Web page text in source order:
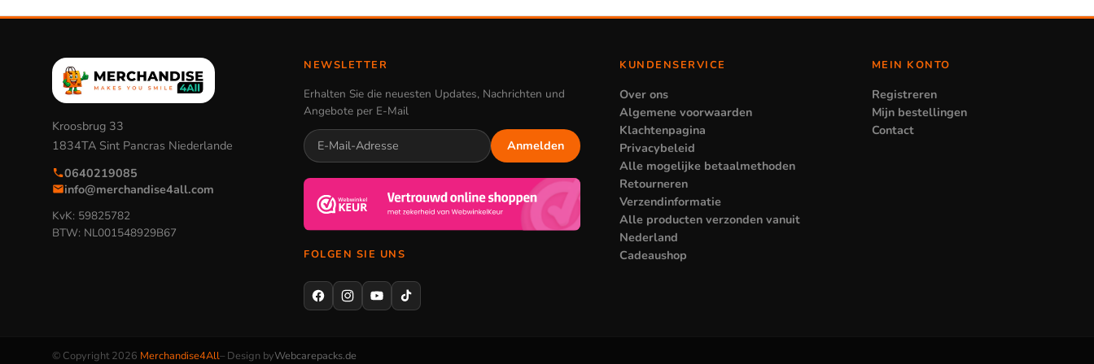
Kroosbrug 33
1834TA Sint Pancras Niederlande
0640219085
info@merchandise4all.com
KvK: 59825782
BTW: NL001548929B67
NEWSLETTER
Erhalten Sie die neuesten Updates, Nachrichten und
Angebote per E-Mail
Anmelden
FOLGEN SIE UNS
KUNDENSERVICE
Over ons
Algemene voorwaarden
Klachtenpagina
Privacybeleid
Alle mogelijke betaalmethoden
Retourneren
Verzendinformatie
Alle producten verzonden vanuit
Nederland
Cadeaushop
MEIN KONTO
Registreren
Mijn bestellingen
Contact
© Copyright 2026 Merchandise4All– Design byWebcarepacks.de